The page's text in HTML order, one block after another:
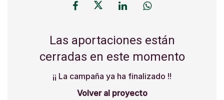
Las aportaciones están
cerradas en este momento
¡¡ La campaña ya ha finalizado !!
Volver al proyecto